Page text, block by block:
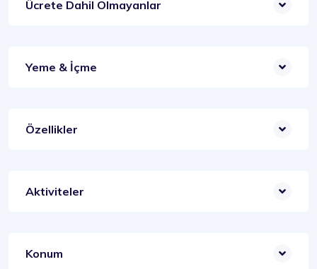
Ücrete Dahil Olmayanlar
Yeme & İçme
Özellikler
Aktiviteler
Konum